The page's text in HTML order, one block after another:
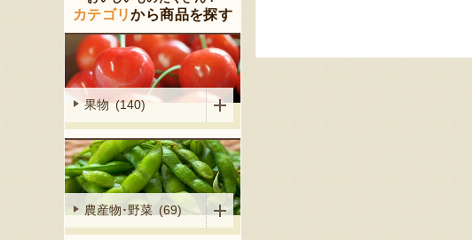
カテゴリから商品を探す
果物 (140)
農産物･野菜 (69)